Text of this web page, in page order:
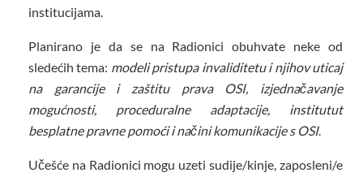
institucijama.
Planirano je da se na Radionici obuhvate neke od
sledećih tema: modeli pristupa invaliditetu i njihov uticaj
na garancije i zaštitu prava OSI, izjednačavanje
mogućnosti, proceduralne adaptacije, institutut
besplatne pravne pomoći i načini komunikacije s OSI.
Učešće na Radionici mogu uzeti sudije/kinje, zaposleni/e